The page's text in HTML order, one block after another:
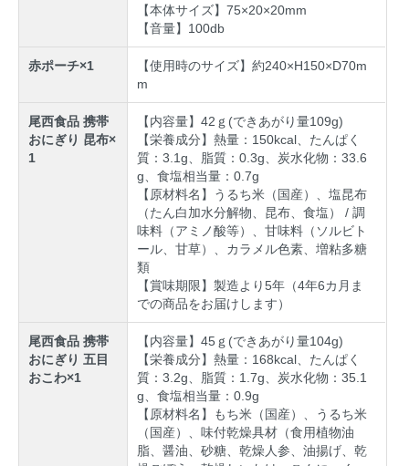
【本体サイズ】75×20×20mm
【音量】100db
赤ポーチ×1
【使用時のサイズ】約240×H150×D70m
m
尾西食品 携帯
おにぎり 昆布×
1
【内容量】42ｇ(できあがり量109g)
【栄養成分】熱量：150kcal、たんぱく
質：3.1g、脂質：0.3g、炭水化物：33.6
g、食塩相当量：0.7g
【原材料名】うるち米（国産）、塩昆布
（たん白加水分解物、昆布、食塩） / 調
味料（アミノ酸等）、甘味料（ソルビト
ール、甘草）、カラメル色素、増粘多糖
類
【賞味期限】製造より5年（4年6カ月ま
での商品をお届けします）
尾西食品 携帯
おにぎり 五目
おこわ×1
【内容量】45ｇ(できあがり量104g)
【栄養成分】熱量：168kcal、たんぱく
質：3.2g、脂質：1.7g、炭水化物：35.1
g、食塩相当量：0.9g
【原材料名】もち米（国産）、うるち米
（国産）、味付乾燥具材（食用植物油
脂、醤油、砂糖、乾燥人参、油揚げ、乾